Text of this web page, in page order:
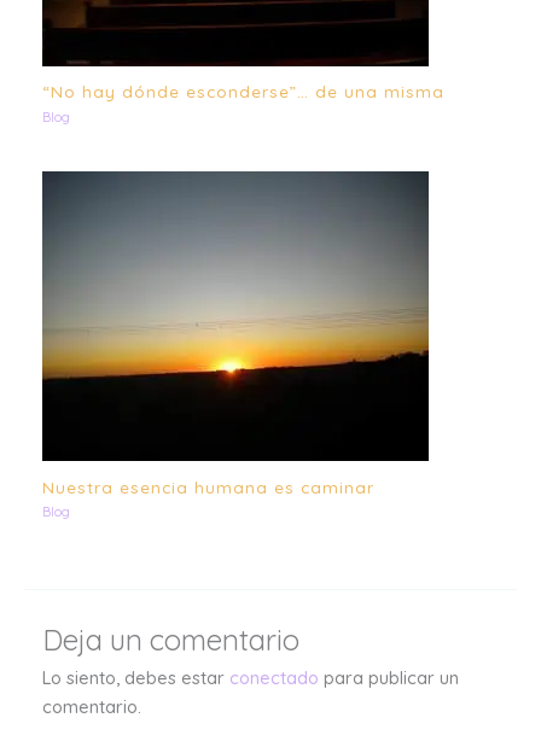
“No hay dónde esconderse”… de una misma
Blog
Nuestra esencia humana es caminar
Blog
Deja un comentario
Lo siento, debes estar conectado para publicar un
comentario.